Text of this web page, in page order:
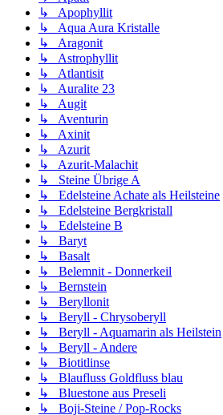
↳ Apophyllit
↳ Aqua Aura Kristalle
↳ Aragonit
↳ Astrophyllit
↳ Atlantisit
↳ Auralite 23
↳ Augit
↳ Aventurin
↳ Axinit
↳ Azurit
↳ Azurit-Malachit
↳ Steine Übrige A
↳ Edelsteine Achate als Heilsteine
↳ Edelsteine Bergkristall
↳ Edelsteine B
↳ Baryt
↳ Basalt
↳ Belemnit - Donnerkeil
↳ Bernstein
↳ Beryllonit
↳ Beryll - Chrysoberyll
↳ Beryll - Aquamarin als Heilstein
↳ Beryll - Andere
↳ Biotitlinse
↳ Blaufluss Goldfluss blau
↳ Bluestone aus Preseli
↳ Boji-Steine / Pop-Rocks